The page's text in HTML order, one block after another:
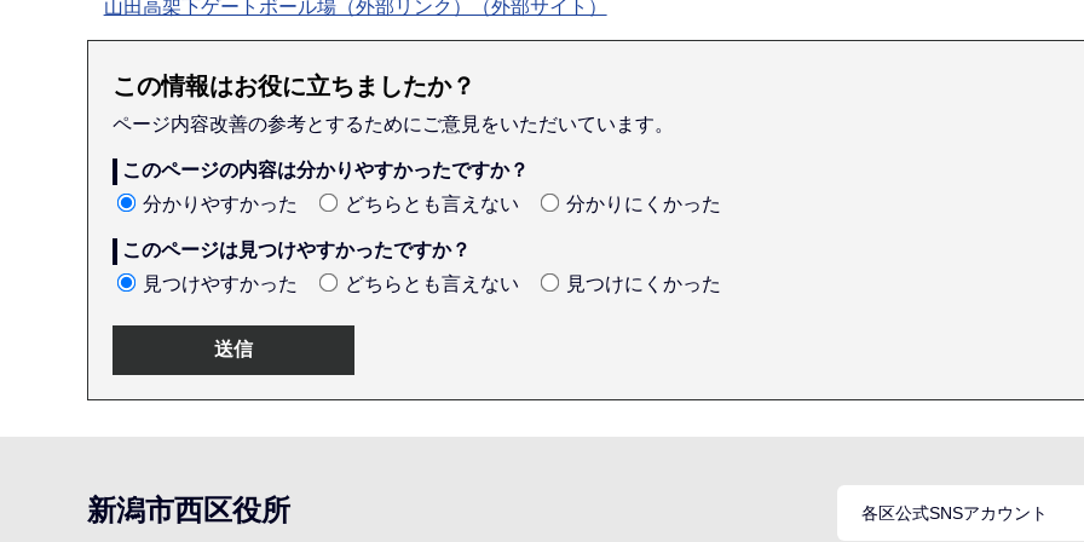
山田高架下ゲートボール場（外部リンク）（外部サイト）
この情報はお役に立ちましたか？
ページ内容改善の参考とするためにご意見をいただいています。
このページの内容は分かりやすかったですか？
分かりやすかった
どちらとも言えない 分かりにくかった
このページは見つけやすかったですか？
見つけやすかった
どちらとも言えない 見つけにくかった
こ
新潟市西区役所 各区公式SNSアカウント